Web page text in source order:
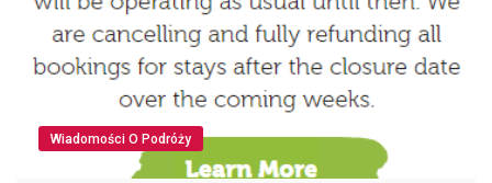
Wiadomości O Podróży